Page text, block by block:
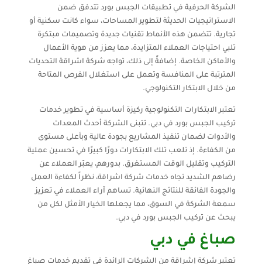
الشركة الحرفية في تطبيقات الجبس بورد تتدفق ضمن
الاستراتيجيات الحديثة لتطوير المساحات، سواء كانت سكنية أو
تجارية. تتضمن هذه الأنماط تقنيات جديدة وتصميمات مبتكرة
تلبي احتياجات العملاء المتزايدة، مما يعزز من هوية الأعمال
والأماكن الخاصة. إضافةً إلى ذلك، تواجه شركة اشراقة التحديات
المترتبة على المنافسة وتعمل على استغلال الفرص المتاحة
من خلال الابتكار التكنولوجي.
تعتبر الابتكارات التكنولوجية ركيزة أساسية في تطوير خدمات
تركيب الجبس بورد في دبي. تتبنى الشركة أحدث المعدات
والأدوات لضمان تنفيذ المشاريع بجودة عالية وبأعلى مستوى
من الكفاءة. إذ تلعب تلك الابتكارات دورًا كبيرًا في تحسين عملية
التركيب وتقليل الوقت المستغرق. بدورهم، يعبّر العملاء عن
رضاهم الشديد تجاه خدمات شركة اشراقة، نظراً لكفاءة العمل
والجودة الفائقة للنتائج النهائية. تساهم آراء العملاء في تعزيز
سمعة الشركة في السوق، مما يجعلها الخيار الأمثل لكل من
يبحث عن تركيب الجبس بورد في دبي.
صباغ في دبي
تعتبر شركة إشراقة من الشركات الرائدة في تقديم خدمات صباغ